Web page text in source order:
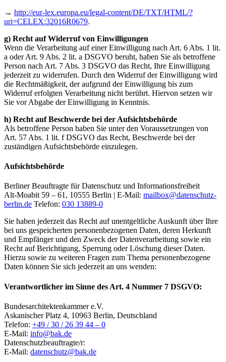
→ http://eur-lex.europa.eu/legal-content/DE/TXT/HTML/?
uri=CELEX:32016R0679.
g) Recht auf Widerruf von Einwilligungen
Wenn die Verarbeitung auf einer Einwilligung nach Art. 6 Abs. 1 lit.
a oder Art. 9 Abs. 2 lit. a DSGVO beruht, haben Sie als betroffene
Person nach Art. 7 Abs. 3 DSGVO das Recht, Ihre Einwilligung
jederzeit zu widerrufen. Durch den Widerruf der Einwilligung wird
die Rechtmäßigkeit, der aufgrund der Einwilligung bis zum
Widerruf erfolgten Verarbeitung nicht berührt. Hiervon setzen wir
Sie vor Abgabe der Einwilligung in Kenntnis.
h) Recht auf Beschwerde bei der Aufsichtsbehörde
Als betroffene Person haben Sie unter den Voraussetzungen von
Art. 57 Abs. 1 lit. f DSGVO das Recht, Beschwerde bei der
zuständigen Aufsichtsbehörde einzulegen.
Aufsichtsbehörde
Berliner Beauftragte für Datenschutz und Informationsfreiheit
Alt-Moabit 59 – 61, 10555 Berlin | E-Mail: mailbox@datenschutz-
berlin.de Telefon: 030 13889-0
Sie haben jederzeit das Recht auf unentgeltliche Auskunft über Ihre
bei uns gespeicherten personenbezogenen Daten, deren Herkunft
und Empfänger und den Zweck der Datenverarbeitung sowie ein
Recht auf Berichtigung, Sperrung oder Löschung dieser Daten.
Hierzu sowie zu weiteren Fragen zum Thema personenbezogene
Daten können Sie sich jederzeit an uns wenden:
Verantwortlicher im Sinne des Art. 4 Nummer 7 DSGVO:
Bundesarchitektenkammer e.V.
Askanischer Platz 4, 10963 Berlin, Deutschland
Telefon: +49 / 30 / 26 39 44 – 0
E-Mail: info@bak.de
Datenschutzbeauftragte/r:
E-Mail: datenschutz@bak.de